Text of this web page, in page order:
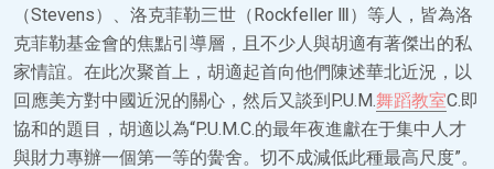
（Stevens）、洛克菲勒三世（Rockfeller Ⅲ）等人，皆為洛
克菲勒基金會的焦點引導層，且不少人與胡適有著傑出的私
家情誼。在此次聚首上，胡適起首向他們陳述華北近況，以
回應美方對中國近況的關心，然后又談到P.U.M.舞蹈教室C.即
協和的題目，胡適以為“P.U.M.C.的最年夜進獻在于集中人才
與財力專辦一個第一等的黌舍。切不成減低此種最高尺度”。